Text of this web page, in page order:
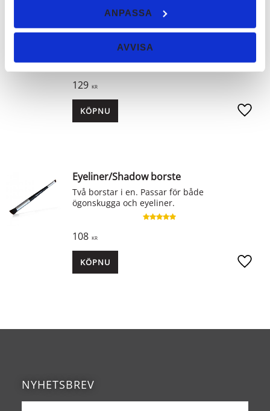
ANPASSA
AVVISA
Misty Pink, burk 1 gr
En ögonskugga i dimmig rosa nyans med
lite skimmer.
129 KR
Lägg
KÖP
Eyeliner/Shadow borste
Två borstar i en. Passar för både
ögonskugga och eyeliner.
108 KR
Lägg
KÖP
NYHETSBREV